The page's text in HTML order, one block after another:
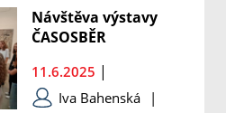
Návštěva výstavy
ČASOSBĚR
11.6.2025 |
Iva Bahenská
|